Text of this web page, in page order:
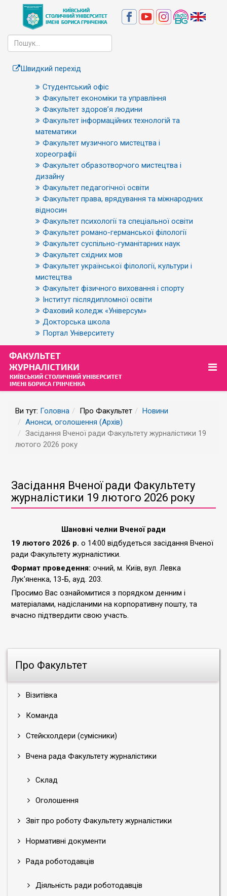
Швидкий перехід
Студентський офіс
Факультет економіки та управління
Факультет здоров’я людини
Факультет інформаційних технологій та
математики
Факультет музичного мистецтва і
хореографії
Факультет образотворчого мистецтва і
дизайну
Факультет педагогічної освіти
Факультет права, врядування та міжнародних
відносин
Факультет психології та спеціальної освіти
Факультет романо-германської філології
Факультет суспільно-гуманітарних наук
Факультет східних мов
Факультет української філології, культури і
мистецтва
Факультет фізичного виховання і спорту
Інститут післядипломної освіти
Фаховий коледж «Універсум»
Докторська школа
Портал Університету
Ви тут: Головна Про Факультет
Новини
Анонси, оголошення (Архів)
Засідання Вченої ради Факультету журналістики 19
лютого 2026 року
Про Факультет
Візитівка
Команда
Стейкхолдери (сумісники)
Вчена рада Факультету журналістики
Склад
Оголошення
Звіт про роботу Факультету журналістики
Нормативні документи
Рада роботодавців
Діяльність ради роботодавців
Засідання Вченої ради Факультету
журналістики 19 лютого 2026 року
Шановні челни Вченої ради
19 лютого 2026 р. о 14:00 відбудеться засідання Вченої
ради Факультету журналістики.
Формат проведення: очний, м. Київ, вул. Левка
Лук'яненка, 13-Б, ауд. 203.
Просимо Вас ознайомитися з порядком денним і
матеріалами, надісланими на корпоративну пошту, та
вчасно підтвердити свою участь.